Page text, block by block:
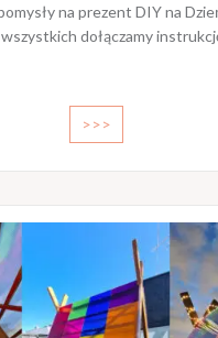
na prezent DIY na
dołączamy
>>>